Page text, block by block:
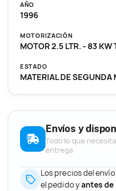
AÑO
1996
MOTORIZACIÓN
MOTOR 2.5 LTR. - 83 KW
ESTADO
MATERIAL DE SEGUNDA
Envíos y
Todo lo que
entrega
Los precios del
el pedido yantes de